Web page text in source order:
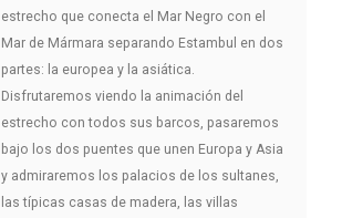
estrecho que conecta el Mar Negro con el
Mar de Mármara separando Estambul en dos
partes: la europea y la asiática.
Disfrutaremos viendo la animación del
estrecho con todos sus barcos, pasaremos
bajo los dos puentes que unen Europa y Asia
y admiraremos los palacios de los sultanes,
las típicas casas de madera, las villas